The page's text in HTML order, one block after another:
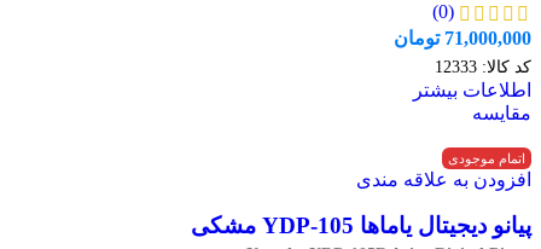
(0)
71,000,000 تومان
کد کالا: 12333
اطلاعات بیشتر
مقایسه
اتمام موجودی
افزودن به علاقه مندی
پیانو دیجیتال یاماها YDP-105 مشکی